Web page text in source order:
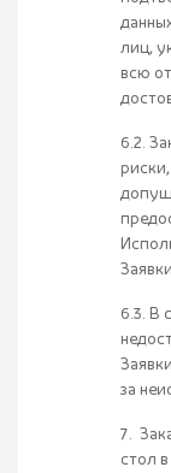
лиц,
всю
6.2.
6.3. В
за
7.
стол